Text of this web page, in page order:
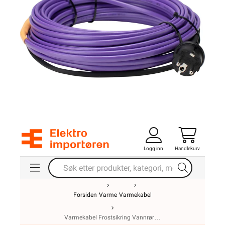
Logg inn Handlekurv
Forsiden Varme Varmekabel
Varmekabel Frostsikring Vannrør